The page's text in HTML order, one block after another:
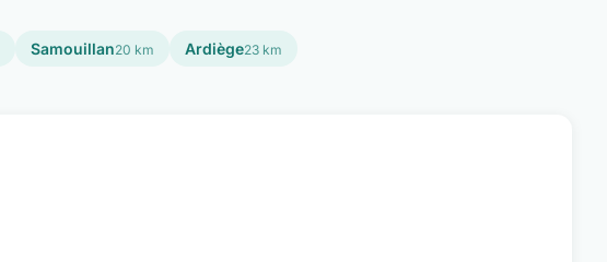
Samouillan20 km Ardiège23 km